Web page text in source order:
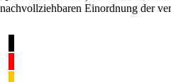
nachvollziehbaren Einordnung der